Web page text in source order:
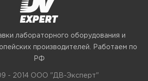
лабораторного оборудования и
производителей. Работаем по
РФ
- 2014 ООО "ДВ-Эксперт"